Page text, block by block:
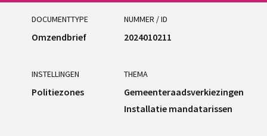
DOCUMENTTYPE
Omzendbrief
NUMMER / ID
2024010211
INSTELLINGEN
Politiezones
THEMA
Gemeenteraadsverkiezingen
Installatie mandatarissen